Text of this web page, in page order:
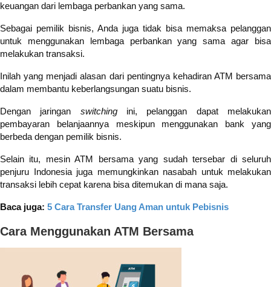
keuangan dari lembaga perbankan yang sama.
Sebagai pemilik bisnis, Anda juga tidak bisa memaksa pelanggan
untuk menggunakan lembaga perbankan yang sama agar bisa
melakukan transaksi.
Inilah yang menjadi alasan dari pentingnya kehadiran ATM bersama
dalam membantu keberlangsungan suatu bisnis.
Dengan jaringan switching ini, pelanggan dapat melakukan
pembayaran belanjaannya meskipun menggunakan bank yang
berbeda dengan pemilik bisnis.
Selain itu, mesin ATM bersama yang sudah tersebar di seluruh
penjuru Indonesia juga memungkinkan nasabah untuk melakukan
transaksi lebih cepat karena bisa ditemukan di mana saja.
Baca juga: 5 Cara Transfer Uang Aman untuk Pebisnis
Cara Menggunakan ATM Bersama